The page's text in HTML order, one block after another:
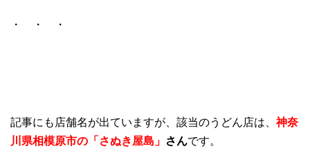
・ ・ ・
記事にも店舗名が出ていますが、該当のうどん店は、神奈
川県相模原市の「さぬき屋島」 さんです。